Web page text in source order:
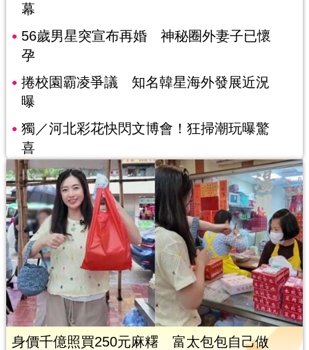
幕
56歲男星突宣布再婚 神秘圈外妻子已懷
孕
捲校園霸凌爭議 知名韓星海外發展近況
曝
獨／河北彩花快閃文博會！狂掃潮玩曝驚
喜
身價千億照買250元麻糬 富太包包自己做